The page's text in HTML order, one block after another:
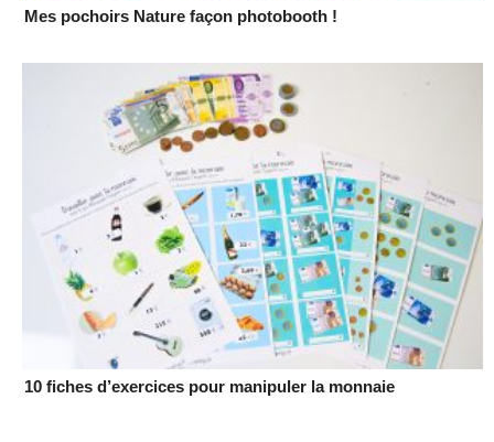
Mes pochoirs Nature façon photobooth !
10 fiches d’exercices pour manipuler la monnaie